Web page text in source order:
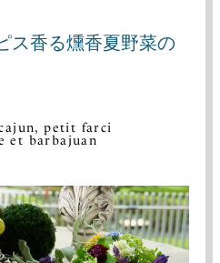
ス香る燻香夏野菜の
petit farci
et barbajuan